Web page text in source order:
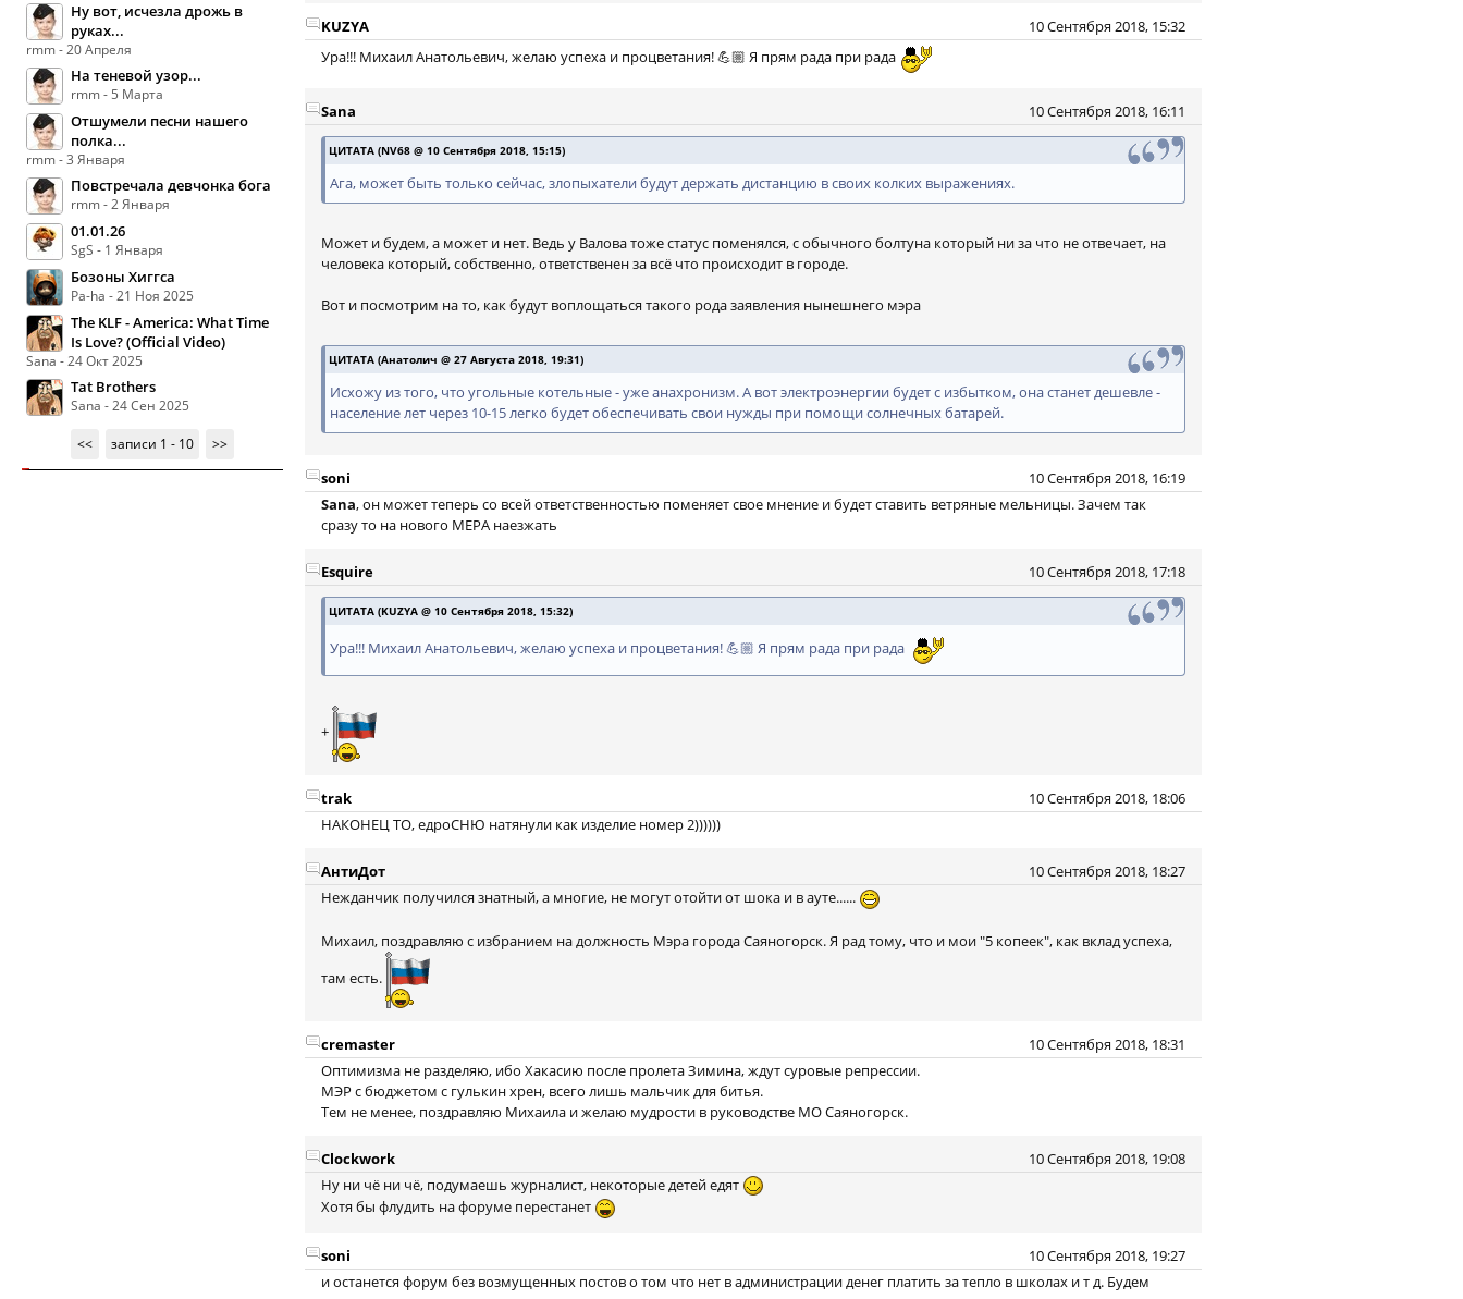
Ну вот, исчезла дрожь в
руках...
rmm - 20 Апреля
На теневой узор...
rmm - 5 Марта
Отшумели песни нашего
полка...
rmm - 3 Января
Повстречала девчонка бога
rmm - 2 Января
01.01.26
SgS - 1 Января
Бозоны Хиггса
Pa-ha - 21 Ноя 2025
The KLF - America: What Time
Is Love? (Official Video)
Sana - 24 Окт 2025
Tat Brothers
Sana - 24 Сен 2025
<< записи 1 - 10 >>
10 Сентября 2018, 15:32
KUZYA
Ура!!! Михаил Анатольевич, желаю успеха и процветания! 💪🏼 Я прям рада при рада
10 Сентября 2018, 16:11
Sana
ЦИТАТА (NV68 @ 10 Сентября 2018, 15:15)
Ага, может быть только сейчас, злопыхатели будут держать дистанцию в своих колких выражениях.
Может и будем, а может и нет. Ведь у Валова тоже статус поменялся, с обычного болтуна который ни за что не отвечает, на
человека который, собственно, ответственен за всё что происходит в городе.
Вот и посмотрим на то, как будут воплощаться такого рода заявления нынешнего мэра
ЦИТАТА (Анатолич @ 27 Августа 2018, 19:31)
Исхожу из того, что угольные котельные - уже анахронизм. А вот электроэнергии будет с избытком, она станет дешевле -
население лет через 10-15 легко будет обеспечивать свои нужды при помощи солнечных батарей.
10 Сентября 2018, 16:19
soni
Sana, он может теперь со всей ответственностью поменяет свое мнение и будет ставить ветряные мельницы. Зачем так
сразу то на нового МЕРА наезжать
10 Сентября 2018, 17:18
Esquire
ЦИТАТА (KUZYA @ 10 Сентября 2018, 15:32)
Ура!!! Михаил Анатольевич, желаю успеха и процветания! 💪🏼 Я прям рада при рада
+
10 Сентября 2018, 18:06
trak
НАКОНЕЦ ТО, едроСНЮ натянули как изделие номер 2))))))
10 Сентября 2018, 18:27
АнтиДот
Нежданчик получился знатный, а многие, не могут отойти от шока и в ауте......
Михаил, поздравляю с избранием на должность Мэра города Саяногорск. Я рад тому, что и мои "5 копеек", как вклад успеха,
там есть.
10 Сентября 2018, 18:31
cremaster
Оптимизма не разделяю, ибо Хакасию после пролета Зимина, ждут суровые репрессии.
МЭР с бюджетом с гулькин хрен, всего лишь мальчик для битья.
Тем не менее, поздравляю Михаила и желаю мудрости в руководстве МО Саяногорск.
10 Сентября 2018, 19:08
Clockwork
Ну ни чё ни чё, подумаешь журналист, некоторые детей едят
Хотя бы флудить на форуме перестанет
10 Сентября 2018, 19:27
soni
и останется форум без возмущенных постов о том что нет в администрации денег платить за тепло в школах и т д. Будем